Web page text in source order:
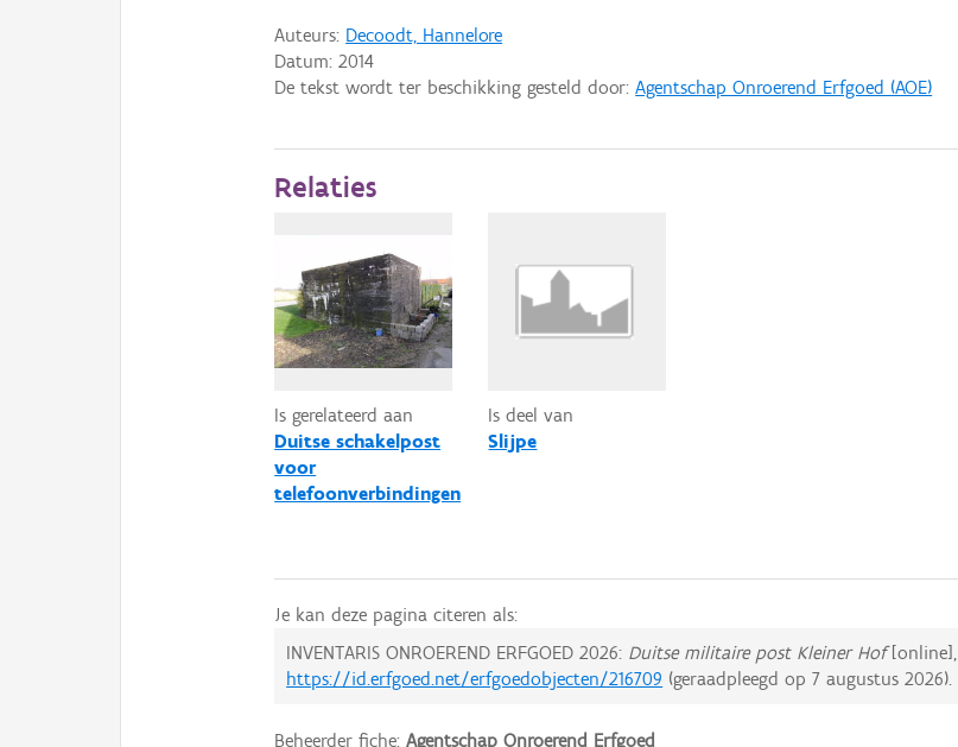
Auteurs: Decoodt, Hannelore
Datum:2014
De tekst wordt ter beschikking gesteld door:Agentschap Onroerend Erfgoed (AOE)
Relaties
Is gerelateerd aan
Duitse schakelpost
voor
telefoonverbindingen
Is deel van
Slijpe
Je kan deze pagina citeren als:
INVENTARIS ONROEREND ERFGOED 2026: Duitse militaire post Kleiner Hof[online],
https://id.erfgoed.net/erfgoedobjecten/216709 (geraadpleegd op7 augustus 2026).
Beheerder fiche:Agentschap Onroerend Erfgoed